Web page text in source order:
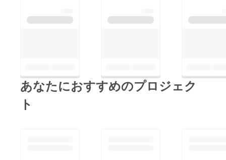
あなたにおすすめのプロジェク
ト